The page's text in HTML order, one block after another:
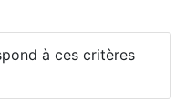
à ces critères